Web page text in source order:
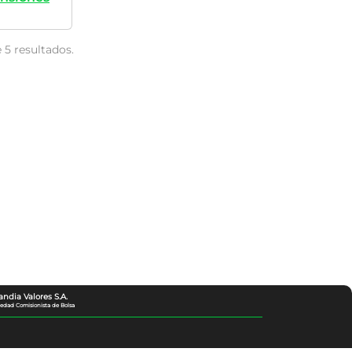
5 resultados.
Valores S.A.
Comisionista de Bolsa